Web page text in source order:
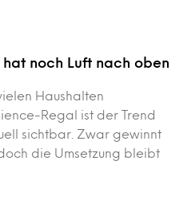
noch Luft nach oben
Haushalten
Regal ist der Trend
sichtbar. Zwar gewinnt
die Umsetzung bleibt